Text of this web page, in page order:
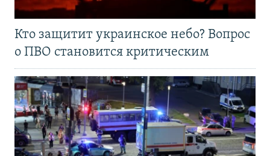
Кто защитит украинское небо? Вопрос
о ПВО становится критическим